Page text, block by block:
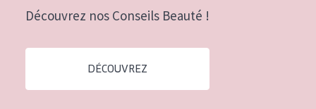
Peau ménopausée
ÂGE :
Découvrez nos Conseils Beauté !
DÉCOUVREZ